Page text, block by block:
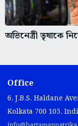
অভিনেত্রী তৃষাকে
Office
6, J.B.S. Haldane
Kolkata 700 105,